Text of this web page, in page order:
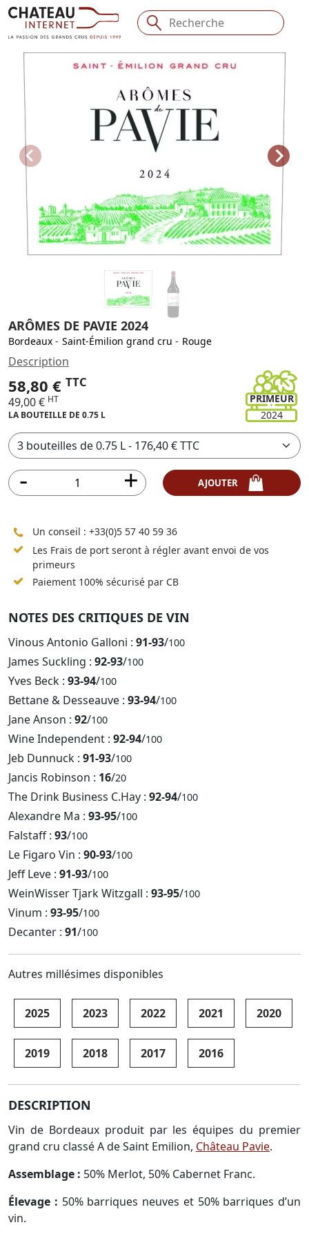
ARÔMES DE PAVIE 2024
Bordeaux - Saint-Émilion grand cru - Rouge
PRIMEUR
2024
Description
58,80 € TTC
49,00 € HT
LA BOUTEILLE DE 0.75 L
Un conseil : +33(0)5 57 40 59 36
Les Frais de port seront à régler avant envoi de vos
primeurs
Paiement 100% sécurisé par CB
NOTES DES CRITIQUES DE VIN
Vinous Antonio Galloni : 91-93/100
James Suckling : 92-93/100
Yves Beck : 93-94/100
Bettane & Desseauve : 93-94/100
Jane Anson : 92/100
Wine Independent : 92-94/100
Jeb Dunnuck : 91-93/100
Jancis Robinson : 16/20
The Drink Business C.Hay : 92-94/100
Alexandre Ma : 93-95/100
Falstaff : 93/100
Le Figaro Vin : 90-93/100
Jeff Leve : 91-93/100
WeinWisser Tjark Witzgall : 93-95/100
Vinum : 93-95/100
Decanter : 91/100
Autres millésimes disponibles
2025 2023 2022 2021 2020
2019 2018 2017 2016
DESCRIPTION
Vin de Bordeaux produit par les équipes du premier
grand cru classé A de Saint Emilion, Château Pavie.
Assemblage : 50% Merlot, 50% Cabernet Franc.
Élevage : 50% barriques neuves et 50% barriques d’un
vin.